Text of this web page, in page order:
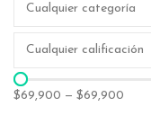
Cualquier categoría
Cualquier calificación
$69,900 — $69,900